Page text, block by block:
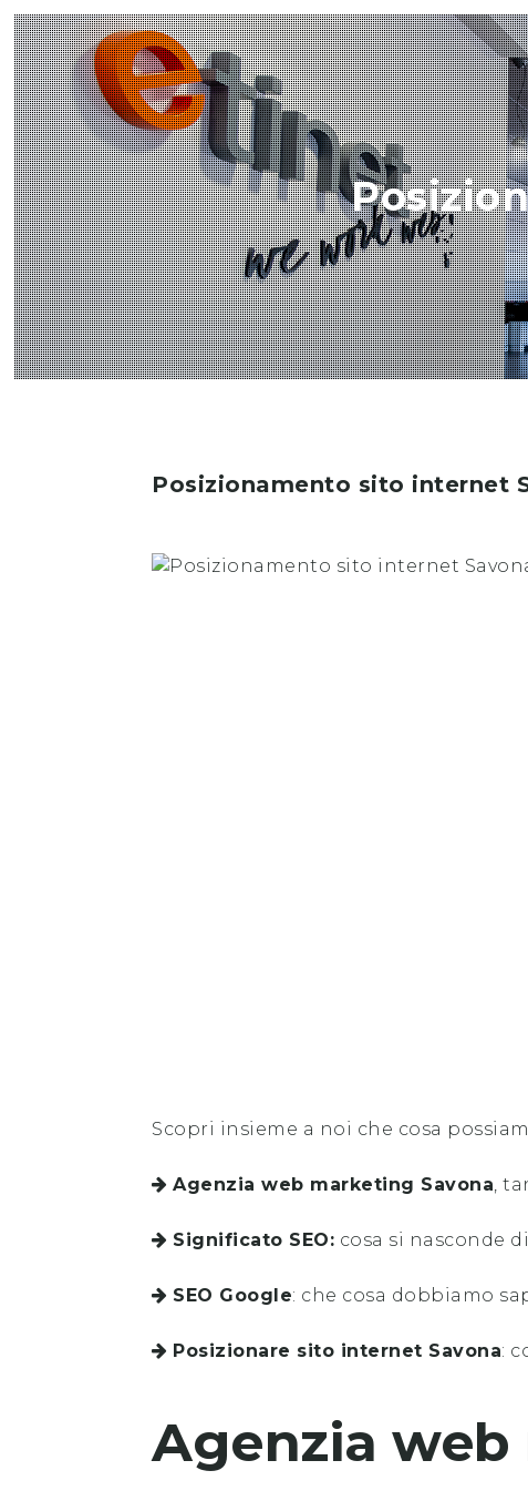
Posizionamento sito internet
Scopri insieme a noi che cosa
Agenzia web marketing Savona,
Significato SEO: cosa si nasconde
SEO Google: che cosa dobbiamo
Posizionare sito internet Savona:
Agenzia